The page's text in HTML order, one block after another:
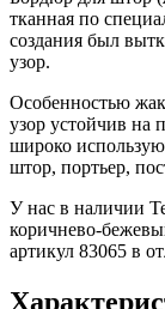
тканная по
создания был
узор.
Особенностью
узор устойчив на
широко
штор, портьер,
У нас в наличии
коричнево-
артикул 83065 в